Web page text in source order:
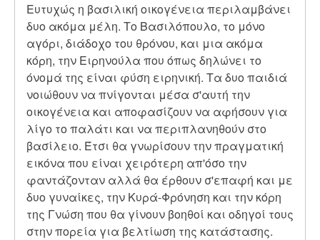
Ευτυχώς η βασιλική οικογένεια περιλαμβάνει
δυο ακόμα μέλη. Το Βασιλόπουλο, το μόνο
αγόρι, διάδοχο του θρόνου, και μια ακόμα
κόρη, την Ειρηνούλα που όπως δηλώνει το
όνομά της είναι φύση ειρηνική. Τα δυο παιδιά
νοιώθουν να πνίγονται μέσα σ'αυτή την
οικογένεια και αποφασίζουν να αφήσουν για
λίγο το παλάτι και να περιπλανηθούν στο
βασίλειο. Έτσι θα γνωρίσουν την πραγματική
εικόνα που είναι χειρότερη απ'όσο την
φαντάζονταν αλλά θα έρθουν σ'επαφή και με
δυο γυναίκες, την Κυρά-Φρόνηση και την κόρη
της Γνώση που θα γίνουν βοηθοί και οδηγοί τους
στην πορεία για βελτίωση της κατάστασης.